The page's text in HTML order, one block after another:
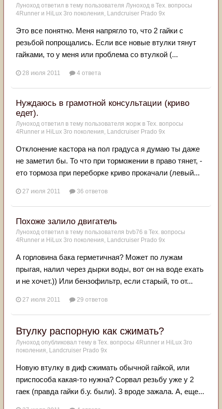
Луноход ответил в тему пользователя Луноход в Тех. вопросы
4Runner и HiLux 3го поколения, Landсruiser Prado 9x
Это все понятно. Меня напрягло то, что 2 гайки с
резьбой попрощались. Если все новые втулки тянут
гайками, то у меня или проблема со втулкой (...
28 июля 2011 4 ответа
Нуждаюсь в грамотной консультации (криво
едет).
Луноход ответил в тему пользователя жорж в Тех. вопросы
4Runner и HiLux 3го поколения, Landсruiser Prado 9x
Отклонение кастора на пол градуса я думаю ты даже
не заметил бы. То что при торможении в право тянет, -
ето тормоза при переборке криво прокачали (левый...
27 июля 2011 36 ответов
Похоже залило двигатель
Луноход ответил в тему пользователя bvb76 в Тех. вопросы
4Runner и HiLux 3го поколения, Landсruiser Prado 9x
А горловина бака герметичная? Может по лужам
прыгая, налил через дырки воды, вот он на воде ехать
и не хочет.)) Или бензофильтр, если старый, то от...
27 июля 2011 29 ответов
Втулку распорную как сжимать?
Луноход опубликовал тему в Тех. вопросы 4Runner и HiLux 3го
поколения, Landсruiser Prado 9x
Новую втулку в диф сжимать обычной гайкой, или
приспособа какая-то нужна? Сорвал резьбу уже у 2
гаек (правда гайки б.у. были). 3 вроде зажала. А, еще...